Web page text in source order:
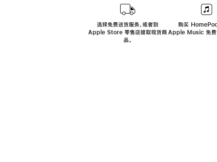
选择免费送货服务，或者到
Apple Store 零售店提取现货商
品。
购买
Apple Music 免费